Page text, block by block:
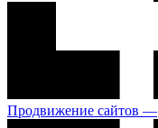
Продвижение сайтов —